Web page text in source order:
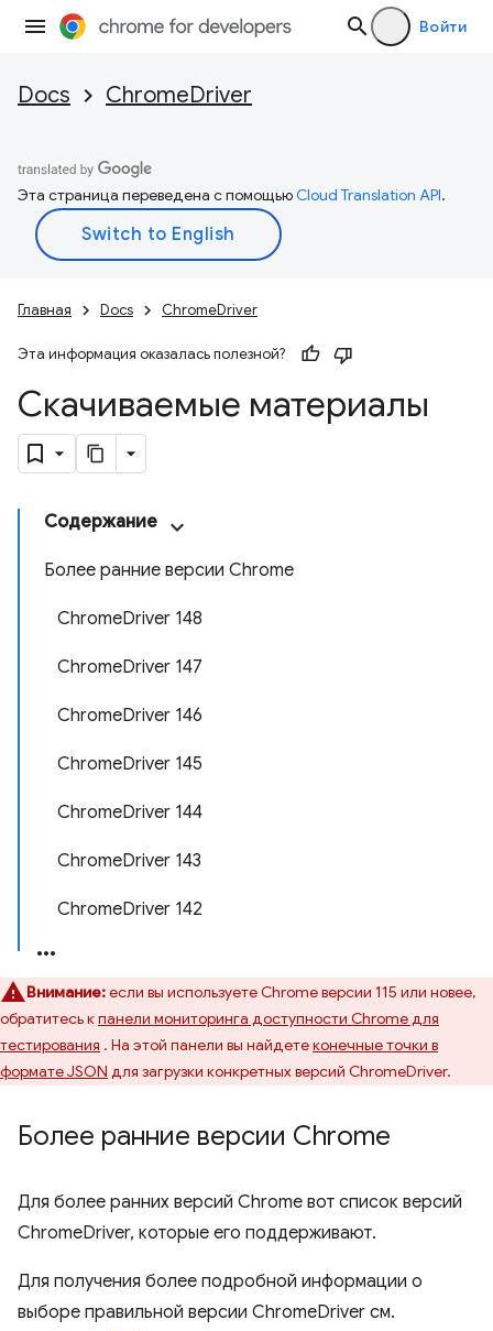
Войти
Docs ChromeDriver
Эта страница переведена с помощьюCloud Translation API.
Главная Docs ChromeDriver
Эта информация оказалась полезной?
Скачиваемые материалы
Содержание
Более ранние версии Chrome
ChromeDriver 148
ChromeDriver 147
ChromeDriver 146
ChromeDriver 145
ChromeDriver 144
ChromeDriver 143
ChromeDriver 142
Внимание:если вы используете Chrome версии 115 или новее,
обратитесь кпанели мониторинга доступности Chrome для
тестирования . На этой панели вы найдетеконечные точки в
формате JSON для загрузки конкретных версий ChromeDriver.
Более ранние версии Chrome
Для более ранних версий Chrome вот список версий
ChromeDriver, которые его поддерживают.
Для получения более подробной информации о
выборе правильной версии ChromeDriver см.